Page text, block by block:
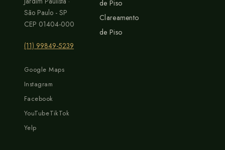
São Paulo - SP
CEP 01404-000
(11) 99849-5239
Google Maps
Instagram
Facebook
YouTubeTikTok
Yelp
de Piso
Clareamento
de Piso